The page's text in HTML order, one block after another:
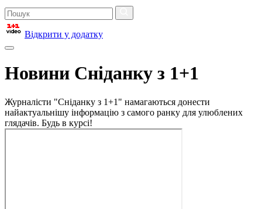
Відкрити у додатку
Новини Сніданку з 1+1
Журналісти "Сніданку з 1+1" намагаються донести
найактуальнішу інформацію з самого ранку для улюблених
глядачів. Будь в курсі!